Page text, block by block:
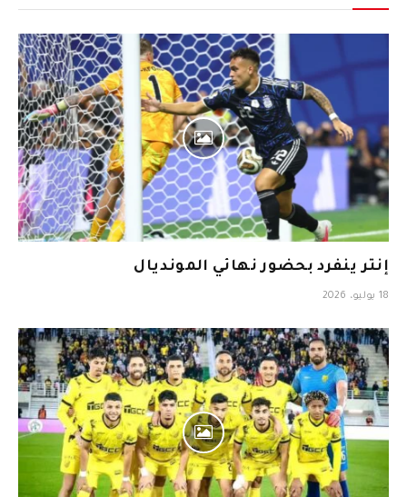
إنتر ينفرد بحضور نهائي المونديال
18 يوليو، 2026